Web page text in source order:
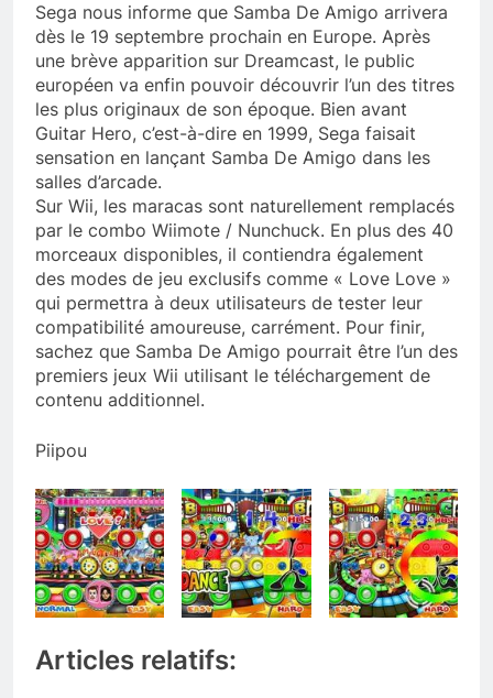
Sega nous informe que Samba De Amigo arrivera
dès le 19 septembre prochain en Europe. Après
une brève apparition sur Dreamcast, le public
européen va enfin pouvoir découvrir l’un des titres
les plus originaux de son époque. Bien avant
Guitar Hero, c’est-à-dire en 1999, Sega faisait
sensation en lançant Samba De Amigo dans les
salles d’arcade.
Sur Wii, les maracas sont naturellement remplacés
par le combo Wiimote / Nunchuck. En plus des 40
morceaux disponibles, il contiendra également
des modes de jeu exclusifs comme « Love Love »
qui permettra à deux utilisateurs de tester leur
compatibilité amoureuse, carrément. Pour finir,
sachez que Samba De Amigo pourrait être l’un des
premiers jeux Wii utilisant le téléchargement de
contenu additionnel.
Piipou
Articles relatifs: